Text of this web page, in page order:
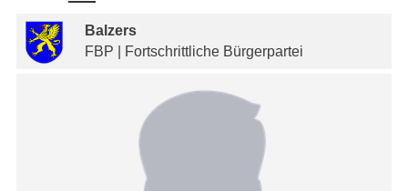
Balzers
FBP | Fortschrittliche Bürgerpartei